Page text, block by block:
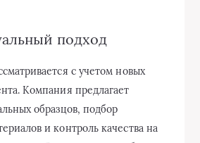
подход
с учетом новых
Компания предлагает
образцов, подбор
и контроль качества на